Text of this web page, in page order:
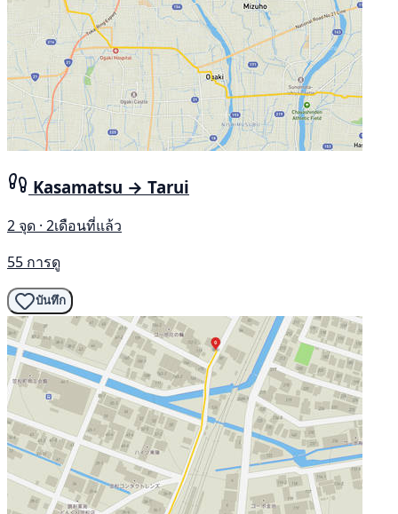
Kasamatsu → Tarui
2 จุด · 2เดือนที่แล้ว
55 การดู
บันทึก